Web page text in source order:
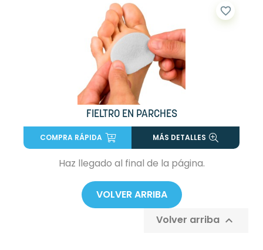
favorite_border
FIELTRO EN PARCHES
COMPRA RÁPIDA MÁS DETALLES
Haz llegado al final de la página.
VOLVER ARRIBA
Volver arriba 